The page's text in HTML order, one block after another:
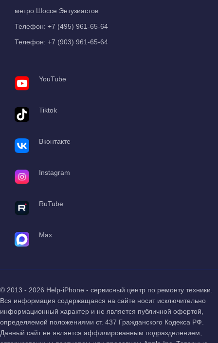
метро Шоссе Энтузиастов
Телефон: +7 (495) 961-65-64
Телефон: +7 (903) 961-65-64
YouTube
Tiktok
Вконтакте
Instagram
RuTube
Max
© 2013 - 2026 Help-iPhone - сервисный центр по ремонту техники.
Вся информация содержащаяся на сайте носит исключительно
информационный характер и не является публичной офертой,
определяемой положениями ст. 437 Гражданского Кодекса РФ.
Данный сайт не является аффилированным подразделением,